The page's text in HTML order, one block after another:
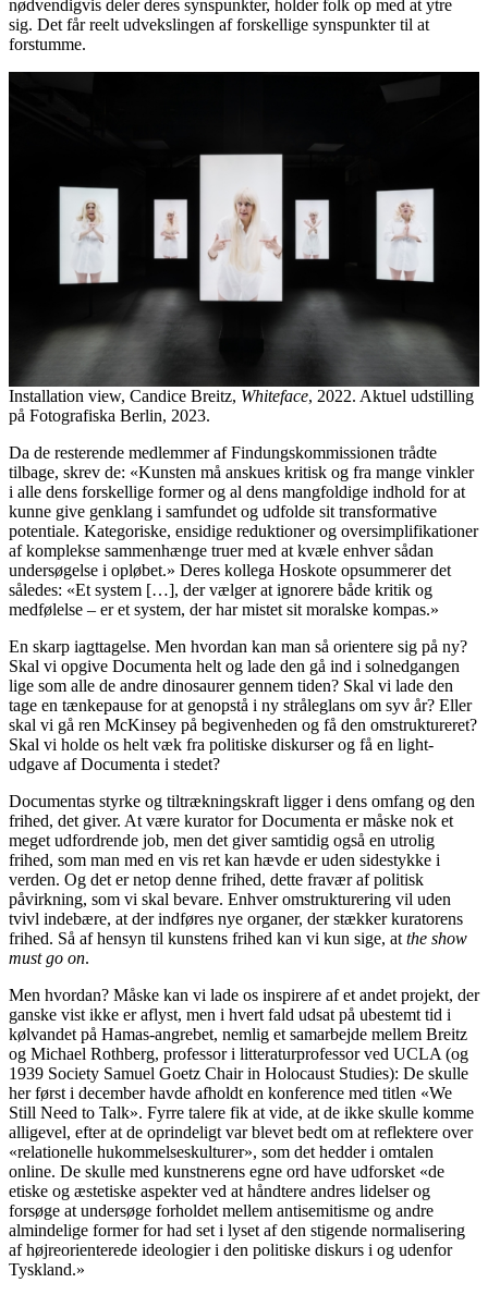
nødvendigvis deler deres synspunkter, holder folk op med at ytre
sig. Det får reelt udvekslingen af forskellige synspunkter til at
forstumme.
Installation view, Candice Breitz, Whiteface, 2022. Aktuel udstilling
på Fotografiska Berlin, 2023.
Da de resterende medlemmer af Findungskommissionen trådte
tilbage, skrev de: «Kunsten må anskues kritisk og fra mange vinkler
i alle dens forskellige former og al dens mangfoldige indhold for at
kunne give genklang i samfundet og udfolde sit transformative
potentiale. Kategoriske, ensidige reduktioner og oversimplifikationer
af komplekse sammenhænge truer med at kvæle enhver sådan
undersøgelse i opløbet.» Deres kollega Hoskote opsummerer det
således: «Et system […], der vælger at ignorere både kritik og
medfølelse – er et system, der har mistet sit moralske kompas.»
En skarp iagttagelse. Men hvordan kan man så orientere sig på ny?
Skal vi opgive Documenta helt og lade den gå ind i solnedgangen
lige som alle de andre dinosaurer gennem tiden? Skal vi lade den
tage en tænkepause for at genopstå i ny stråleglans om syv år? Eller
skal vi gå ren McKinsey på begivenheden og få den omstruktureret?
Skal vi holde os helt væk fra politiske diskurser og få en light-
udgave af Documenta i stedet?
Documentas styrke og tiltrækningskraft ligger i dens omfang og den
frihed, det giver. At være kurator for Documenta er måske nok et
meget udfordrende job, men det giver samtidig også en utrolig
frihed, som man med en vis ret kan hævde er uden sidestykke i
verden. Og det er netop denne frihed, dette fravær af politisk
påvirkning, som vi skal bevare. Enhver omstrukturering vil uden
tvivl indebære, at der indføres nye organer, der stækker kuratorens
frihed. Så af hensyn til kunstens frihed kan vi kun sige, at the show
must go on.
Men hvordan? Måske kan vi lade os inspirere af et andet projekt, der
ganske vist ikke er aflyst, men i hvert fald udsat på ubestemt tid i
kølvandet på Hamas-angrebet, nemlig et samarbejde mellem Breitz
og Michael Rothberg, professor i litteraturprofessor ved UCLA (og
1939 Society Samuel Goetz Chair in Holocaust Studies): De skulle
her først i december havde afholdt en konference med titlen «We
Still Need to Talk». Fyrre talere fik at vide, at de ikke skulle komme
alligevel, efter at de oprindeligt var blevet bedt om at reflektere over
«relationelle hukommelseskulturer», som det hedder i omtalen
online. De skulle med kunstnerens egne ord have udforsket «de
etiske og æstetiske aspekter ved at håndtere andres lidelser og
forsøge at undersøge forholdet mellem antisemitisme og andre
almindelige former for had set i lyset af den stigende normalisering
af højreorienterede ideologier i den politiske diskurs i og udenfor
Tyskland.»